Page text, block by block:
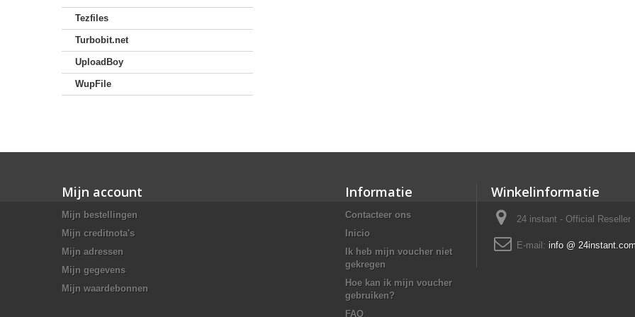
Tezfiles
Turbobit.net
UploadBoy
WupFile
Mijn account
Mijn bestellingen
Mijn creditnota's
Mijn adressen
Mijn gegevens
Mijn waardebonnen
Informatie
Contacteer ons
Inicio
Ik heb mijn voucher niet
gekregen
Hoe kan ik mijn voucher
gebruiken?
FAQ
Winkelinformatie
24 instant - Official Reseller
E-mail: info @